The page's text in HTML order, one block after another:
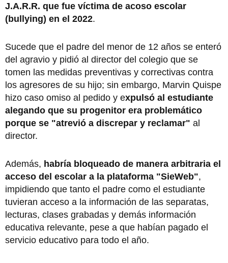
J.A.R.R. que fue víctima de acoso escolar
(bullying) en el 2022.
Sucede que el padre del menor de 12 años se enteró
del agravio y pidió al director del colegio que se
tomen las medidas preventivas y correctivas contra
los agresores de su hijo; sin embargo, Marvin Quispe
hizo caso omiso al pedido y expulsó al estudiante
alegando que su progenitor era problemático
porque se "atrevió a discrepar y reclamar" al
director.
Además, habría bloqueado de manera arbitraria el
acceso del escolar a la plataforma "SieWeb",
impidiendo que tanto el padre como el estudiante
tuvieran acceso a la información de las separatas,
lecturas, clases grabadas y demás información
educativa relevante, pese a que habían pagado el
servicio educativo para todo el año.